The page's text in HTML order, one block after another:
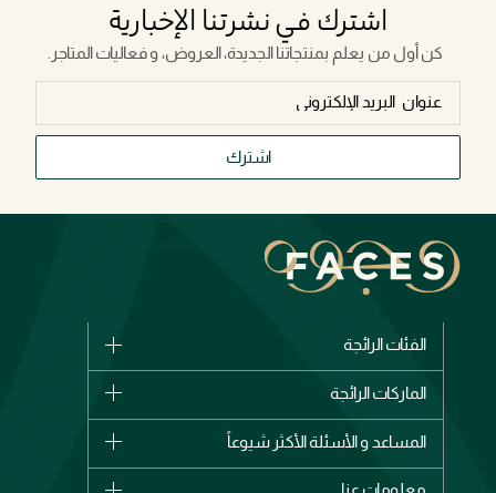
اشترك في نشرتنا الإخبارية
كن أول من يعلم بمنتجاتنا الجديدة، العروض، و فعاليات المتاجر.
اشترك
الفئات الرائجة
الأكثر مبيعاً
اشترِ بطاقة هدية
الماركات الرائجة
بربري
المساعد و الأسئلة الأكثر شيوعاً